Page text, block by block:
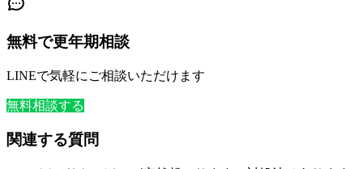
無料で更年期相談
LINEで気軽にご相談いただけます
無料相談する
関連する質問